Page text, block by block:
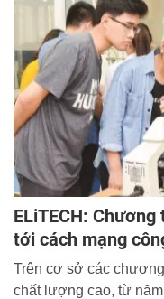
ELiTECH:
tới cách mạng
Trên cơ sở các
chất lượng cao, từ